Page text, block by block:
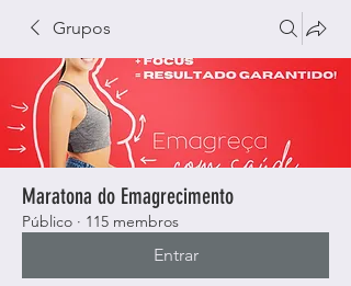
Grupos
Maratona do Emagrecimento
Público · 115 membros
Entrar